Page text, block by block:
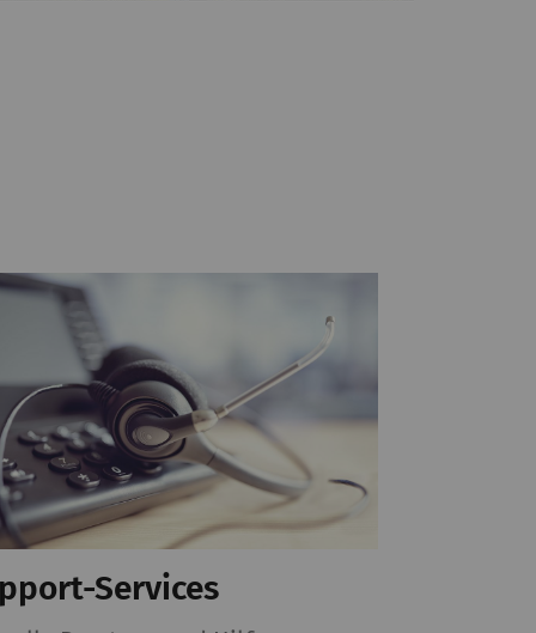
Services
ist, Anzeigen zu
wertvoller für
Typ Anbieter
HTTP Google